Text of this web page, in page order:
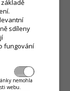
sdíleny
fungování
nemohla
webu.